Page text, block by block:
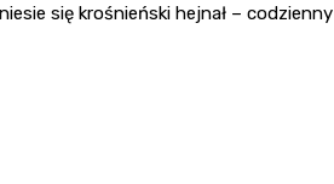
się krośnieński hejnał –